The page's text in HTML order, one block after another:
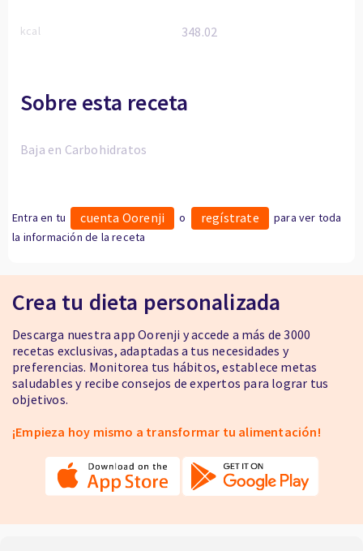
kcal 348.02
Sobre esta receta
Baja en Carbohidratos
Entra en tu cuenta Oorenji o regístrate
para ver toda
la información de la receta
Crea tu dieta personalizada
Descarga nuestra app Oorenji y accede a más de 3000
recetas exclusivas, adaptadas a tus necesidades y
preferencias. Monitorea tus hábitos, establece metas
saludables y recibe consejos de expertos para lograr tus
objetivos.
¡Empieza hoy mismo a transformar tu alimentación!